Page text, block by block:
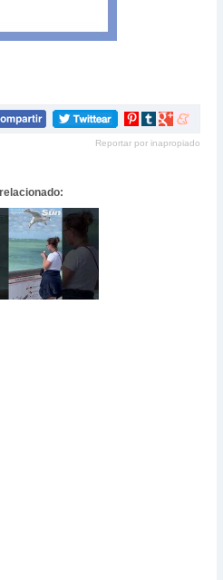
Compartir
Pinterest
Compartir
tumblr
Compartir
Google+
Compartir
meneame
Reportar por inapropiado